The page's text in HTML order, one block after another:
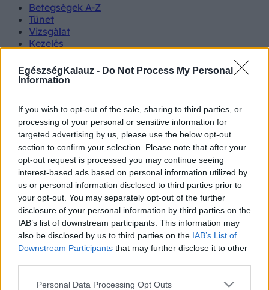
EgészségKalauz - Do Not Process My Personal
Information
If you wish to opt-out of the sale, sharing to third parties, or
processing of your personal or sensitive information for
targeted advertising by us, please use the below opt-out
section to confirm your selection. Please note that after your
opt-out request is processed you may continue seeing
interest-based ads based on personal information utilized by
us or personal information disclosed to third parties prior to
your opt-out. You may separately opt-out of the further
disclosure of your personal information by third parties on the
IAB’s list of downstream participants. This information may
also be disclosed by us to third parties on the IAB’s List of
Downstream Participants that may further disclose it to other
Please note that this website/app uses one or more Google
Personal Data Processing Opt Outs
Betegségek A-Z
Tünet
Vizsgálat
Kezelés
Kutatás
Prevenció
Kisállatok egészsége
#allergia #influenza
#cukorbetegség
#orvosmeteorológia
#vérnyomás #stroke
#rákbetegség
#pajzsmirigy#reflux#ekcéma#herpesz
Regisztráció
Szívprobléma
Szívprobléma